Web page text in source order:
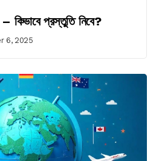
কিভাবে প্রস্তুতি নিবে?
6, 2025